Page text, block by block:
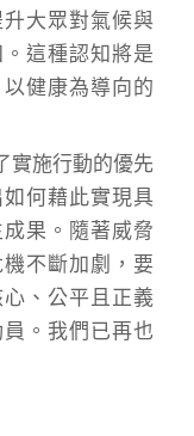
大眾對氣候與
這種認知將是
健康為導向的
實施行動的優先
何藉此實現具
果。隨著威脅
不斷加劇，要
、公平且正義
。我們已再也